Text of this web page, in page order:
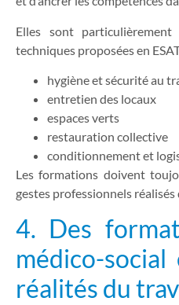
Elles sont
techniques proposées en
hygiène et sécurité au
entretien des locaux
espaces verts
restauration collective
conditionnement et
Les formations doivent
gestes professionnels réalisés
4. Des
médico-
réalités du